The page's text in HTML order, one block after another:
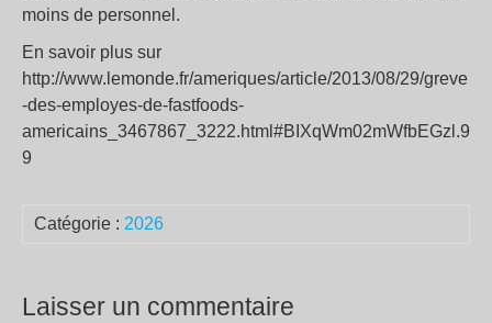
moins de personnel.
En savoir plus sur
http://www.lemonde.fr/ameriques/article/2013/08/29/greve
-des-employes-de-fastfoods-
americains_3467867_3222.html#BIXqWm02mWfbEGzl.9
9
Catégorie : 2026
Laisser un commentaire